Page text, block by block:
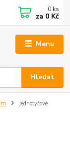
Menu
Hledat
0 ks
za 0 Kč
jednotyčové